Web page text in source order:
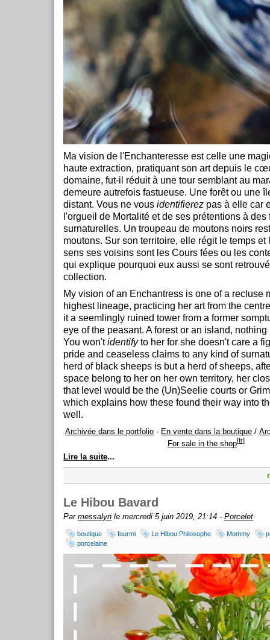
Ma vision de l'Enchanteresse est celle une
haute extraction, pratiquant son art depuis le
domaine, fut-il réduit à une tour semblant au
demeure autrefois fastueuse. Une forêt ou une
distant. Vous ne vous identifierez pas à elle car
l'orgueil de Mortalité et de ses prétentions à des
surnaturelles. Un troupeau de moutons noirs
moutons. Sur son territoire, elle régit le temps et
sens ses voisins sont les Cours fées ou les
qui explique pourquoi eux aussi se sont
collection.
My vision of an Enchantress is one of a recluse
highest lineage, practicing her art from the
it a seemlingly ruined tower from a former
eye of the peasant. A forest or an island,
You won'tidentifyto her for she doesn't care a
pride and ceaseless claims to any kind of
herd of black sheeps is but a herd of sheeps,
space belong to her on her own territory, her
that level would be the (Un)Seelie courts or
which explains how these found their way into
well.
Archivée dans le portfolio · En vente dans la boutique /
For sale in the shop[fr]
Lire la suite...
Le Hibou Bavard
Par messalyn le mercredi 5 juin 2019, 21:14 - Porcelet
boutique fourmi Le Hibou Philosophe Mommy
porcelaine